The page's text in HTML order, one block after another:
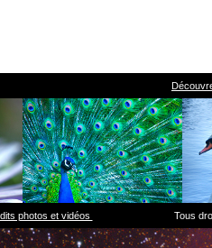
photos et vidéos Tous droits